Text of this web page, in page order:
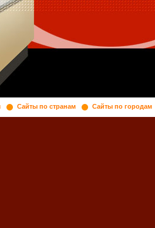
Сайты по странам
Сайты по городам